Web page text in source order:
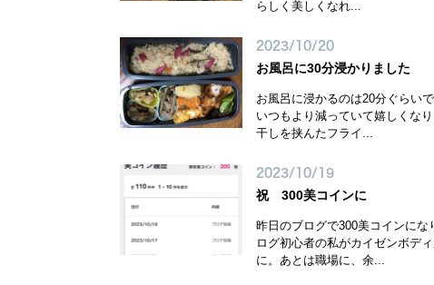
らしく美しくなれ...
2023/10/20
お風呂に30分浸かりました
お風呂に浸かるのは20分ぐらい
いつもより減っていて嬉しくな
干しを挟んたフライ...
2023/10/19
祝 300美コインに
昨日のブログで300美コインに
ログ初心者の私がカイゼンボデ
に。あとは職場に、余...